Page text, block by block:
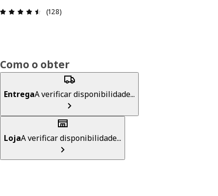
Avaliações: 4.5 de 5 estrelas. Total de
(128)
Como o obter
EntregaA verificar disponibilidade...
LojaA verificar disponibilidade...